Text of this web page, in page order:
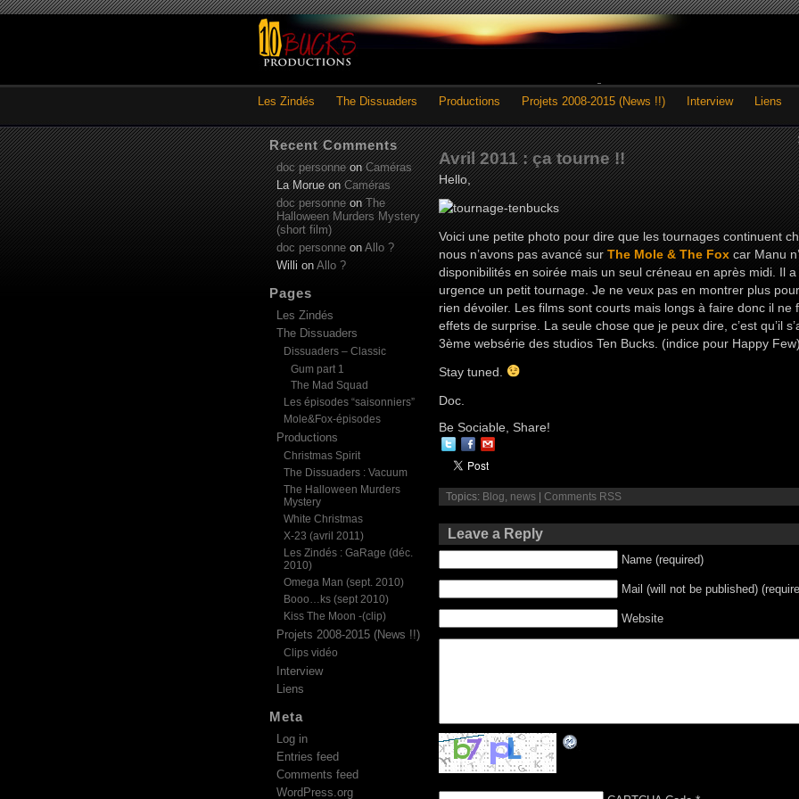
Les Zindés The Dissuaders Productions Projets 2008-2015 (News !!) Interview Liens
Avril 2011 : ça tourne !!
Hello,
Voici une petite photo pour dire que les tournages continuent
nous n’avons pas avancé sur The Mole & The Fox car Manu
disponibilités en soirée mais un seul créneau en après midi. Il
urgence un petit tournage. Je ne veux pas en montrer plus
rien dévoiler. Les films sont courts mais longs à faire donc il ne
effets de surprise. La seule chose que je peux dire, c’est qu’il
3ème websérie des studios Ten Bucks. (indice pour Happy
Stay tuned.
Doc.
Be Sociable, Share!
Topics: Blog news Comments RSS
Leave a Reply
Name (required)
Mail (will not be published)
Website
Recent Comments
doc personneonCaméras
La MorueonCaméras
doc personneonThe
Halloween Murders Mystery
(short film)
doc personne on Allo ?
Willi on Allo ?
Pages
Les Zindés
The Dissuaders
Dissuaders – Classic
Gum part 1
The Mad Squad
Les épisodes “saisonniers”
Mole&Fox-épisodes
Productions
Christmas Spirit
The Dissuaders : Vacuum
The Halloween Murders
Mystery
White Christmas
X-23 (avril 2011)
Les Zindés : GaRage (déc.
2010)
Omega Man (sept. 2010)
Booo…ks (sept 2010)
Kiss The Moon -(clip)
Projets 2008-2015 (News !!)
Clips vidéo
Interview
Liens
Meta
Log in
Entries feed
Comments feed
WordPress.org